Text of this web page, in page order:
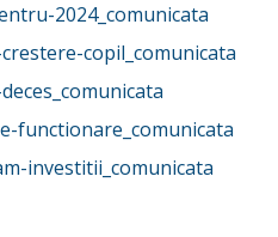
2024_comunicata
copil_comunicata
functionare_comunicata
investitii_comunicata